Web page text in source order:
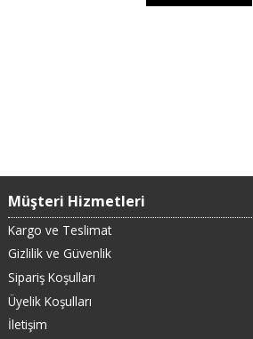
Müşteri Hizmetleri
Kargo ve Teslimat
Gizlilik ve Güvenlik
Sipariş Koşulları
Üyelik Koşulları
İletişim